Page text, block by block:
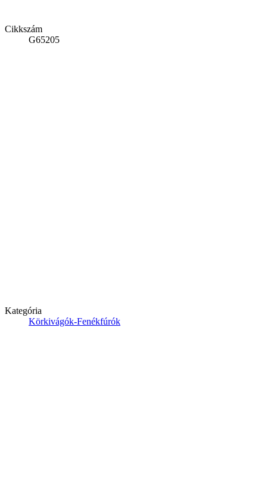
Cikkszám
G65205
Kategória
Körkivágók-Fenékfúrók